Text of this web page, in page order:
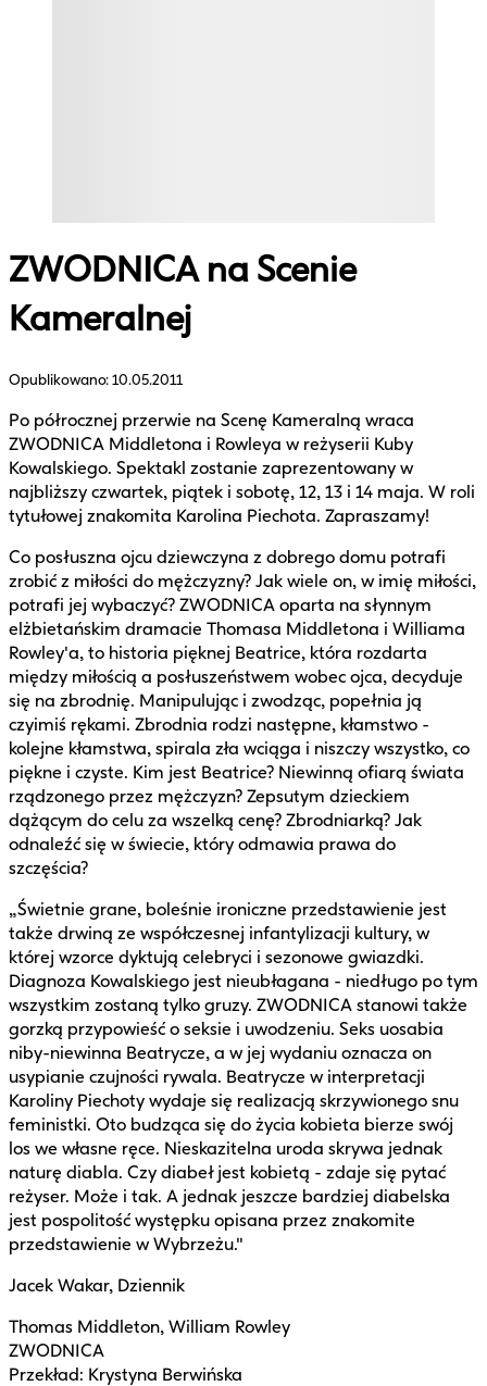
ZWODNICA na Scenie
Kameralnej
Opublikowano:10.05.2011
Po półrocznej przerwie na Scenę Kameralną wraca
ZWODNICA Middletona i Rowleya w reżyserii Kuby
Kowalskiego. Spektakl zostanie zaprezentowany w
najbliższy czwartek, piątek i sobotę, 12, 13 i 14 maja. W roli
tytułowej znakomita Karolina Piechota. Zapraszamy!
Co posłuszna ojcu dziewczyna z dobrego domu potrafi
zrobić z miłości do mężczyzny? Jak wiele on, w imię miłości,
potrafi jej wybaczyć? ZWODNICA oparta na słynnym
elżbietańskim dramacie Thomasa Middletona i Williama
Rowley'a, to historia pięknej Beatrice, która rozdarta
między miłością a posłuszeństwem wobec ojca, decyduje
się na zbrodnię. Manipulując i zwodząc, popełnia ją
czyimiś rękami. Zbrodnia rodzi następne, kłamstwo -
kolejne kłamstwa, spirala zła wciąga i niszczy wszystko, co
piękne i czyste. Kim jest Beatrice? Niewinną ofiarą świata
rządzonego przez mężczyzn? Zepsutym dzieckiem
dążącym do celu za wszelką cenę? Zbrodniarką? Jak
odnaleźć się w świecie, który odmawia prawa do
szczęścia?
„Świetnie grane, boleśnie ironiczne przedstawienie jest
także drwiną ze współczesnej infantylizacji kultury, w
której wzorce dyktują celebryci i sezonowe gwiazdki.
Diagnoza Kowalskiego jest nieubłagana - niedługo po tym
wszystkim zostaną tylko gruzy. ZWODNICA stanowi także
gorzką przypowieść o seksie i uwodzeniu. Seks uosabia
niby-niewinna Beatrycze, a w jej wydaniu oznacza on
usypianie czujności rywala. Beatrycze w interpretacji
Karoliny Piechoty wydaje się realizacją skrzywionego snu
feministki. Oto budząca się do życia kobieta bierze swój
los we własne ręce. Nieskazitelna uroda skrywa jednak
naturę diabla. Czy diabeł jest kobietą - zdaje się pytać
reżyser. Może i tak. A jednak jeszcze bardziej diabelska
jest pospolitość występku opisana przez znakomite
przedstawienie w Wybrzeżu."
Jacek Wakar, Dziennik
Thomas Middleton, William Rowley
ZWODNICA
Przekład: Krystyna Berwińska